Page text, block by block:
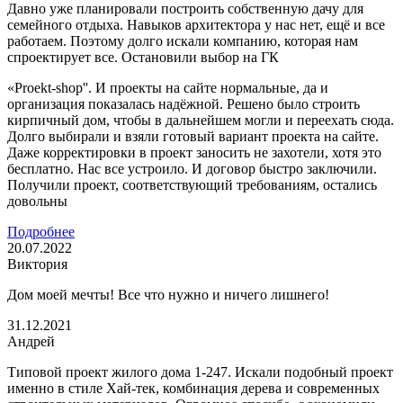
Давно уже планировали построить собственную дачу для
семейного отдыха. Навыков архитектора у нас нет, ещё и все
работаем. Поэтому долго искали компанию, которая нам
спроектирует все. Остановили выбор на ГК
«Proekt-shop''. И проекты на сайте нормальные, да и
организация показалась надёжной. Решено было строить
кирпичный дом, чтобы в дальнейшем могли и переехать сюда.
Долго выбирали и взяли готовый вариант проекта на сайте.
Даже корректировки в проект заносить не захотели, хотя это
бесплатно. Нас все устроило. И договор быстро заключили.
Получили проект, соответствующий требованиям, остались
довольны
Подробнее
20.07.2022
Виктория
Дом моей мечты! Все что нужно и ничего лишнего!
31.12.2021
Андрей
Типовой проект жилого дома 1-247. Искали подобный проект
именно в стиле Хай-тек, комбинация дерева и современных